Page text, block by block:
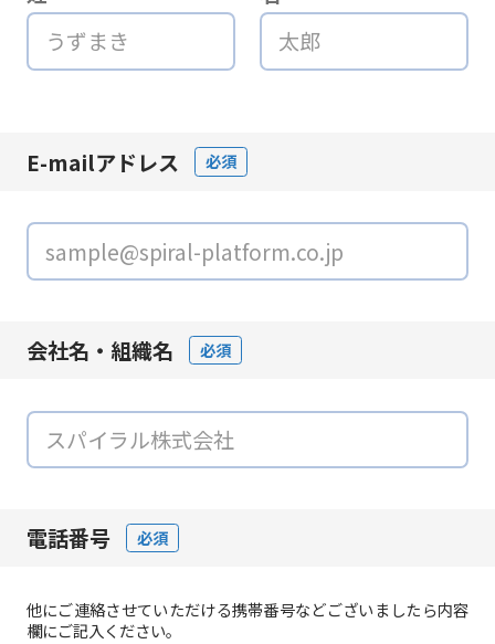
E-mailアドレス 必須
会社名・組織名 必須
電話番号 必須
他にご連絡させていただける携帯番号などございましたら内容
欄にご記入ください。